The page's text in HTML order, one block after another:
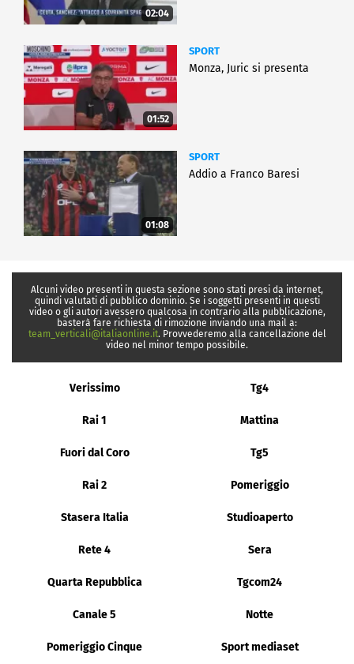
02:04
01:52
SPORT
Monza, Juric si presenta
01:08
SPORT
Addio a Franco Baresi
Alcuni video presenti in questa sezione sono stati presi da internet,
quindi valutati di pubblico dominio. Se i soggetti presenti in questi
video o gli autori avessero qualcosa in contrario alla pubblicazione,
basterà fare richiesta di rimozione inviando una mail a:
team_verticali@italiaonline.it. Provvederemo alla cancellazione del
video nel minor tempo possibile.
Verissimo Tg4
Rai 1 Mattina
Fuori dal Coro Tg5
Rai 2 Pomeriggio
Stasera Italia Studioaperto
Rete 4 Sera
Quarta Repubblica Tgcom24
Canale 5 Notte
Pomeriggio Cinque Sport mediaset